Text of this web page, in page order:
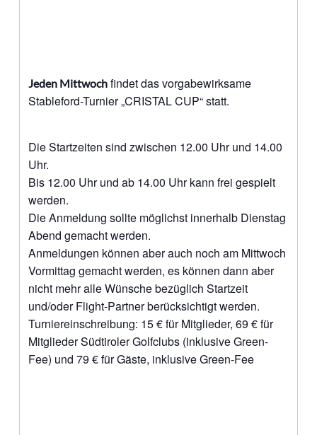
Jeden Mittwochfindet das vorgabewirksame
Stableford-Turnier „CRISTAL CUP“ statt.
Die Startzeiten sind zwischen 12.00 Uhr und 14.00
Uhr.
Bis 12.00 Uhr und ab 14.00 Uhr kann frei gespielt
werden.
Die Anmeldung sollte möglichst innerhalb Dienstag
Abend gemacht werden.
Anmeldungen können aber auch noch am Mittwoch
Vormittag gemacht werden, es können dann aber
nicht mehr alle Wünsche bezüglich Startzeit
und/oder Flight-Partner berücksichtigt werden.
Turniereinschreibung: 15 € für Mitglieder, 69 € für
Mitglieder Südtiroler Golfclubs (inklusive Green-
Fee) und 79 € für Gäste, inklusive Green-Fee